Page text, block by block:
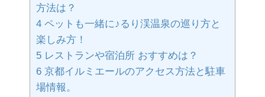
方法は？
4 ペットも一緒に♪るり渓温泉の巡り方と
楽しみ方！
5 レストランや宿泊所 おすすめは？
6 京都イルミエールのアクセス方法と駐車
場情報。